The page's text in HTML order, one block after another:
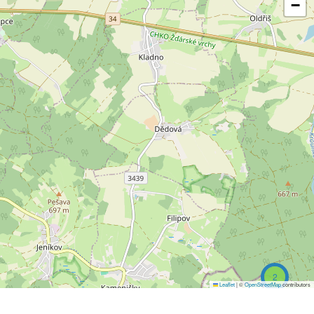
2
−
Leaflet|©OpenStreetMapcontributors